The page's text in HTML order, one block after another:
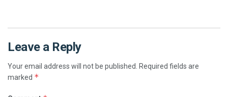
Leave a Reply
Your email address will not be published. Required fields are
marked *